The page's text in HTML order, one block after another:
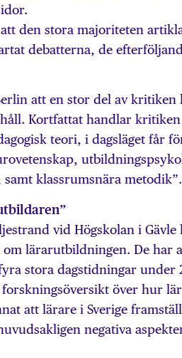
den stora majoriteten
debatterna, de
att en stor del av kritiken
Kortfattat handlar kritiken
teori, i dagsläget får
klassrumsnära metodik”.
vid Högskolan i
lärarutbildningen. De har
stora dagstidningar under
över hur
att lärare i Sverige
negativa